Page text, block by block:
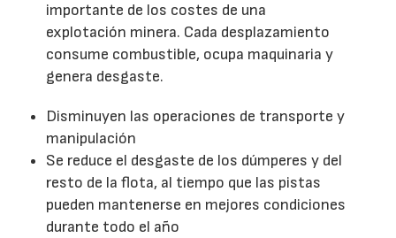
importante de los costes de una
explotación minera. Cada desplazamiento
consume combustible, ocupa maquinaria y
genera desgaste.
Disminuyen las operaciones de transporte y
manipulación
Se reduce el desgaste de los dúmperes y del
resto de la flota, al tiempo que las pistas
pueden mantenerse en mejores condiciones
durante todo el año